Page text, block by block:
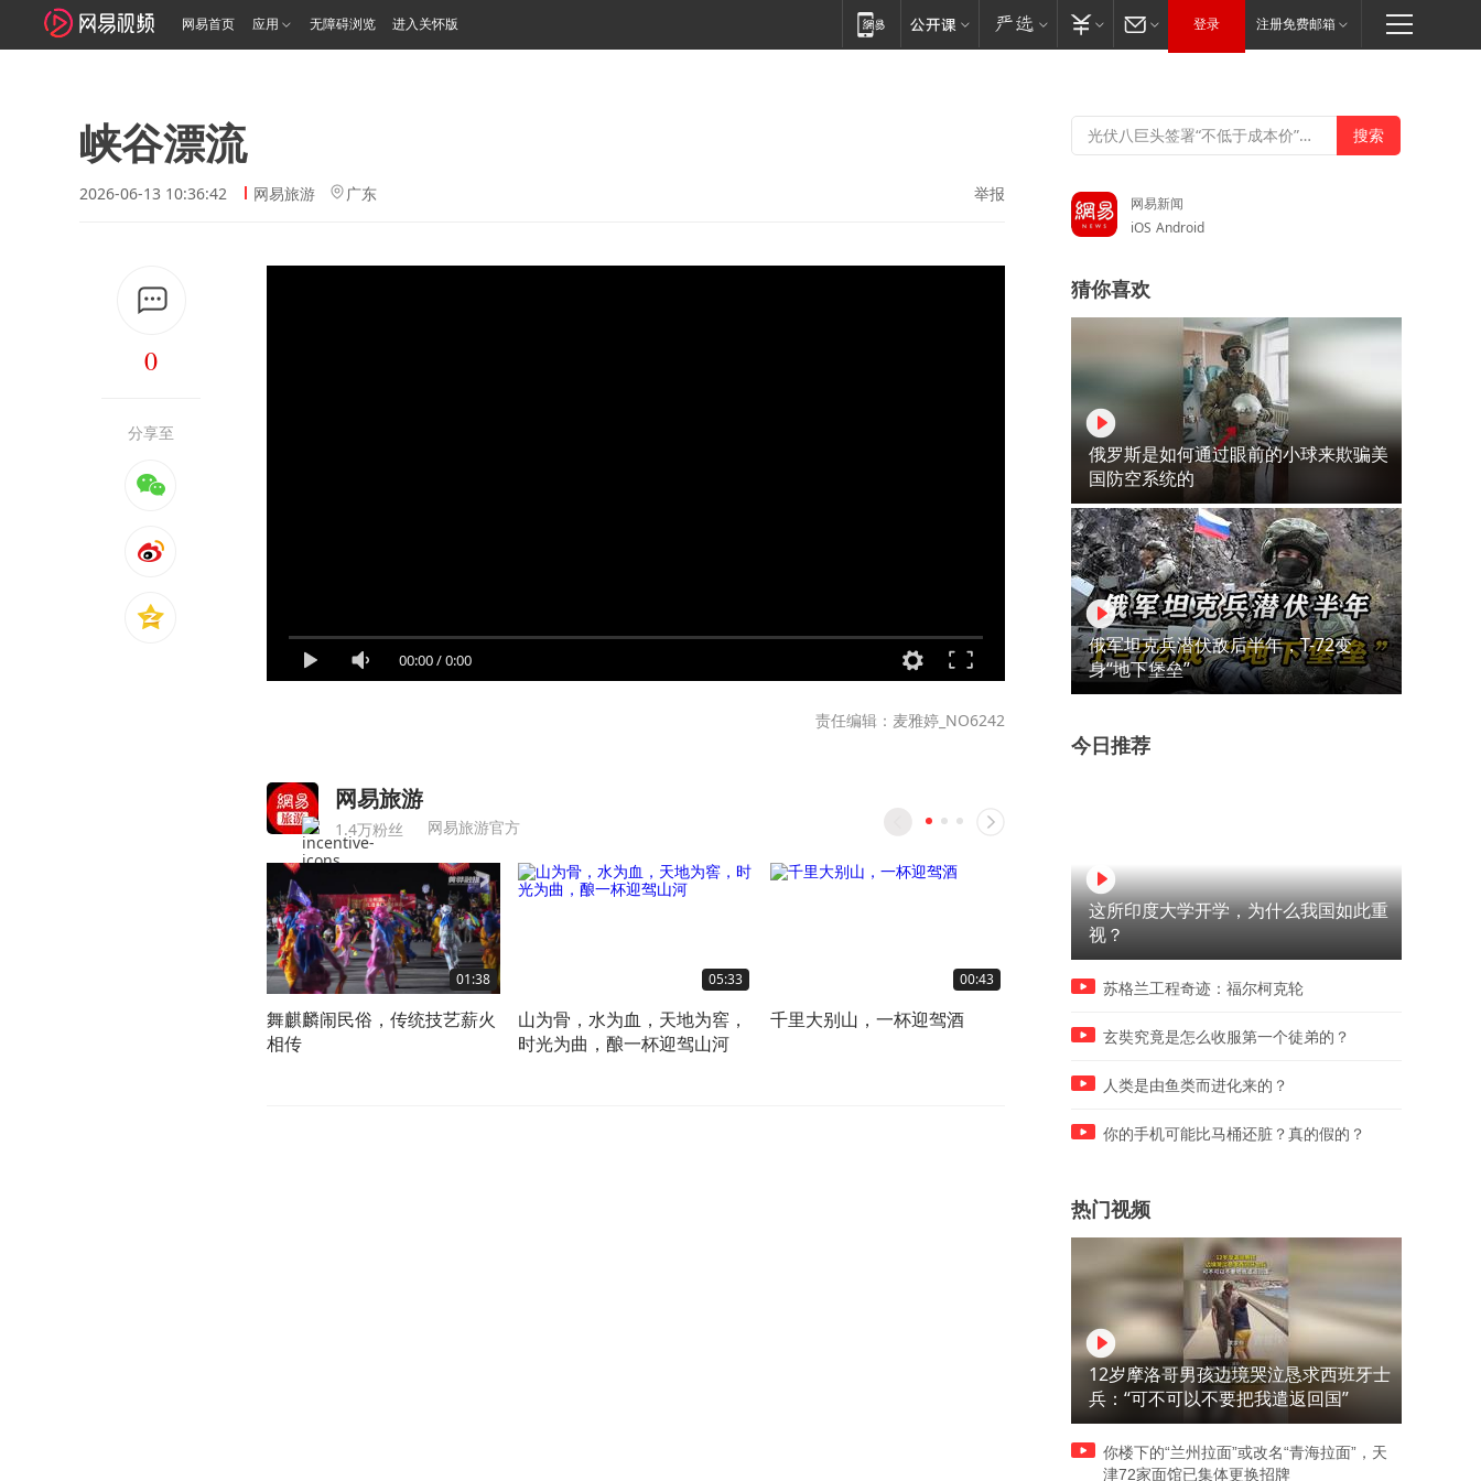
网易首页 应用 无障碍浏览 进入关怀版 登录 注册免费邮箱
峡谷漂流
2026-06-13 10:36:42 网易旅游 广东 举报
0
分享至
00:00/0:00
责任编辑：麦雅婷_NO6242
网易旅游
1.4万粉丝 网易旅游官方
01:38
舞麒麟闹民俗，传统技艺薪火
相传
05:33
山为骨，水为血，天地为窖，
时光为曲，酿一杯迎驾山河
00:43
千里大别山，一杯迎驾酒
02:50
网易新闻
iOS Android
猜你喜欢
俄罗斯是如何通过眼前的小球来欺骗美
国防空系统的
俄军坦克兵潜伏敌后半年，T-72变
身“地下堡垒”
今日推荐
这所印度大学开学，为什么我国如此重
视？
苏格兰工程奇迹：福尔柯克轮
玄奘究竟是怎么收服第一个徒弟的？
人类是由鱼类而进化来的？
你的手机可能比马桶还脏？真的假的？
热门视频
12岁摩洛哥男孩边境哭泣恳求西班牙士
兵：“可不可以不要把我遣返回国”
你楼下的“兰州拉面”或改名“青海拉面”，天
津72家面馆已集体更换招牌